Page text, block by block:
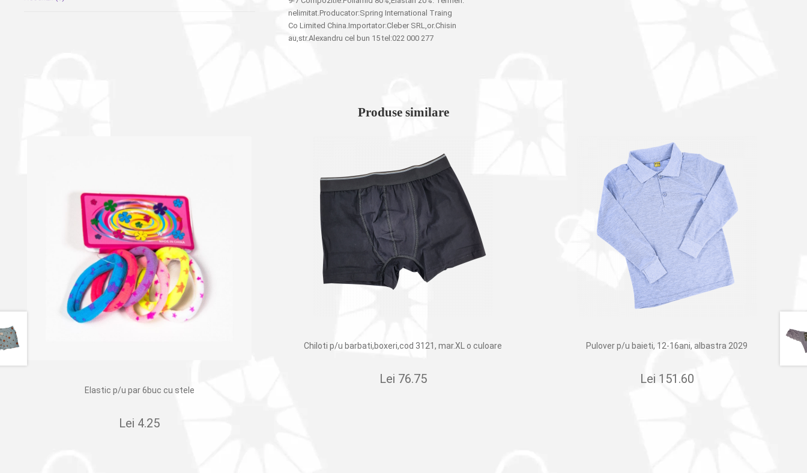
nelimitat.Producator:Spring International Traing
Co Limited China.Importator:Cleber SRL,or.Chisin
au,str.Alexandru cel bun 15 tel:022 000 277
Produse similare
Elastic p/u par 6buc cu stele
Lei 4.25
Chiloti p/u barbati,boxeri,cod 3121, mar.XL o culoare
Lei 76.75
Pulover p/u baieti, 12-16ani, albastra 2029
Lei 151.60